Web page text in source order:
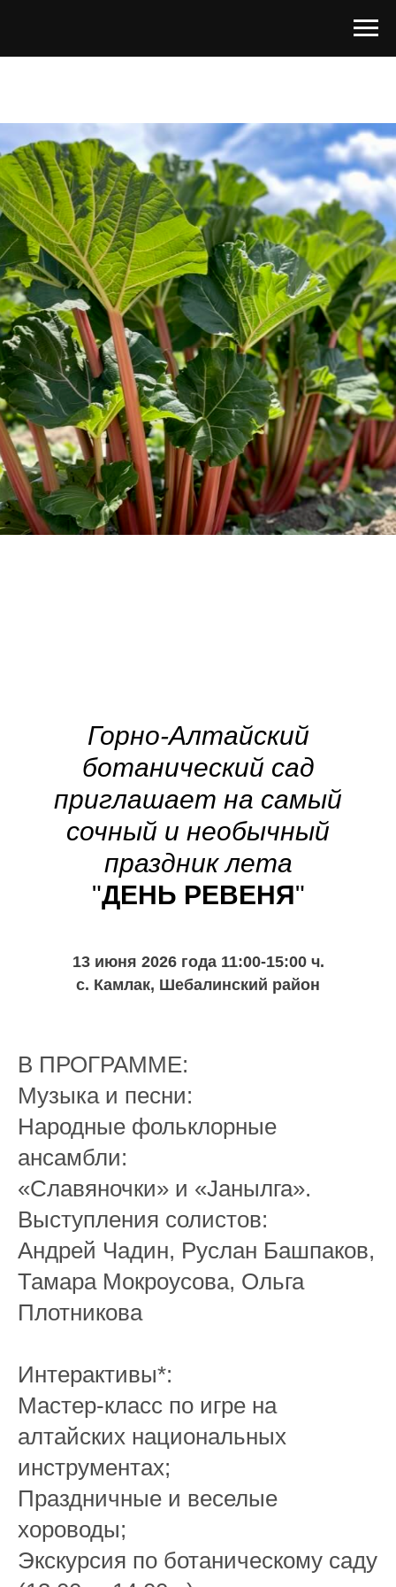
Горно-Алтайский
ботанический сад
приглашает на самый
сочный и необычный
праздник лета
"ДЕНЬ РЕВЕНЯ"
13 июня 2026 года 11:00-15:00 ч.
с. Камлак, Шебалинский район
В ПРОГРАММЕ:
Музыка и песни:
Народные фольклорные
ансамбли:
«Славяночки» и «Jанылга».
Выступления солистов:
Андрей Чадин, Руслан Башпаков,
Тамара Мокроусова, Ольга
Плотникова
Интерактивы*:
Мастер-класс по игре на
алтайских национальных
инструментах;
Праздничные и веселые
хороводы;
Экскурсия по ботаническому саду